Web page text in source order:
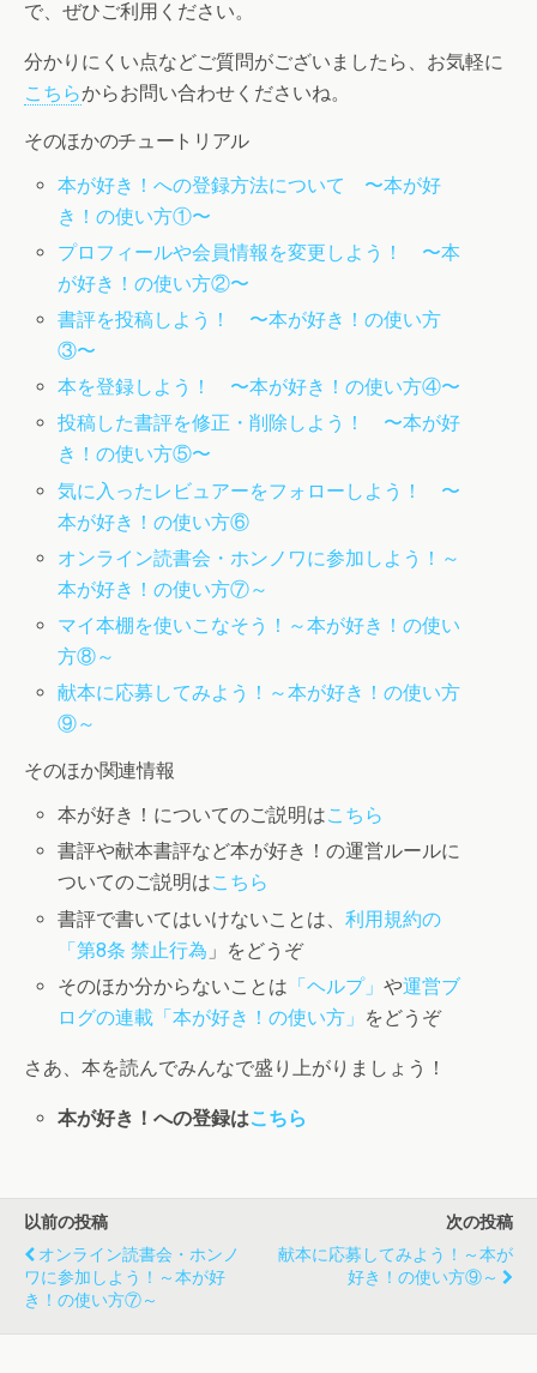
で、ぜひご利用ください。
分かりにくい点などご質問がございましたら、お気軽に
こちらからお問い合わせくださいね。
そのほかのチュートリアル
本が好き！への登録方法について 〜本が好
き！の使い方①〜
プロフィールや会員情報を変更しよう！ 〜本
が好き！の使い方②〜
書評を投稿しよう！ 〜本が好き！の使い方
③〜
本を登録しよう！ 〜本が好き！の使い方④〜
投稿した書評を修正・削除しよう！ 〜本が好
き！の使い方⑤〜
気に入ったレビュアーをフォローしよう！ 〜
本が好き！の使い方⑥
オンライン読書会・ホンノワに参加しよう！～
本が好き！の使い方⑦～
マイ本棚を使いこなそう！～本が好き！の使い
方⑧～
献本に応募してみよう！～本が好き！の使い方
⑨～
そのほか関連情報
本が好き！についてのご説明はこちら
書評や献本書評など本が好き！の運営ルールに
ついてのご説明はこちら
書評で書いてはいけないことは、利用規約の
「第8条 禁止行為 」をどうぞ
そのほか分からないことは 「ヘルプ」や運営ブ
ログの連載「本が好き！の使い方」 をどうぞ
さあ、本を読んでみんなで盛り上がりましょう！
本が好き！への登録はこちら
以前の投稿
オンライン読書会・ホンノ
ワに参加しよう！～本が好
き！の使い方⑦～
次の投稿
献本に応募してみよう！～本が
好き！の使い方⑨～